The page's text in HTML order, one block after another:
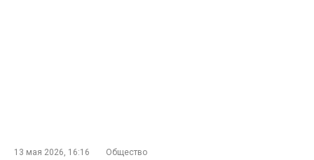
13 мая 2026, 16:16 Общество